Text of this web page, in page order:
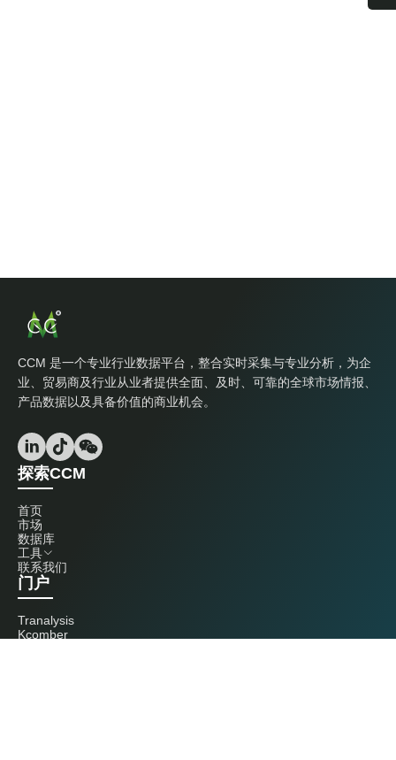
CCM 是一个专业行业数据平台，整合实时采集与专业分析，为企
业、贸易商及行业从业者提供全面、及时、可靠的全球市场情报、
产品数据以及具备价值的商业机会。
探索CCM
首页
市场
数据库
工具
联系我们
门户
Tranalysis
Kcomber